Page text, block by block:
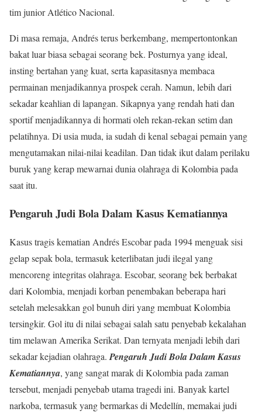
tim junior Atlético Nacional.
Di masa remaja, Andrés terus berkembang, mempertontonkan
bakat luar biasa sebagai seorang bek. Posturnya yang ideal,
insting bertahan yang kuat, serta kapasitasnya membaca
permainan menjadikannya prospek cerah. Namun, lebih dari
sekadar keahlian di lapangan. Sikapnya yang rendah hati dan
sportif menjadikannya di hormati oleh rekan-rekan setim dan
pelatihnya. Di usia muda, ia sudah di kenal sebagai pemain yang
mengutamakan nilai-nilai keadilan. Dan tidak ikut dalam perilaku
buruk yang kerap mewarnai dunia olahraga di Kolombia pada
saat itu.
Pengaruh Judi Bola Dalam Kasus Kematiannya
Kasus tragis kematian Andrés Escobar pada 1994 menguak sisi
gelap sepak bola, termasuk keterlibatan judi ilegal yang
mencoreng integritas olahraga. Escobar, seorang bek berbakat
dari Kolombia, menjadi korban penembakan beberapa hari
setelah melesakkan gol bunuh diri yang membuat Kolombia
tersingkir. Gol itu di nilai sebagai salah satu penyebab kekalahan
tim melawan Amerika Serikat. Dan ternyata menjadi lebih dari
sekadar kejadian olahraga. Pengaruh Judi Bola Dalam Kasus
Kematiannya, yang sangat marak di Kolombia pada zaman
tersebut, menjadi penyebab utama tragedi ini. Banyak kartel
narkoba, termasuk yang bermarkas di Medellín, memakai judi